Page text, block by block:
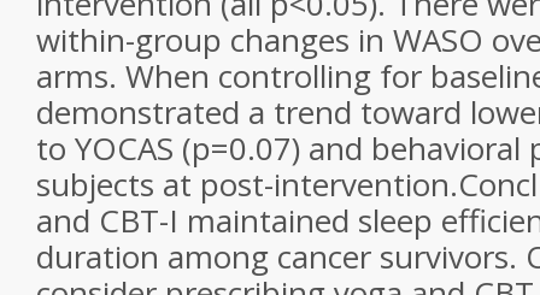
within-group changes in WASO
arms. When controlling for
demonstrated a trend toward
to YOCAS (p=0.07) and behavioral
subjects at post-intervention.
and CBT-I maintained sleep
duration among cancer survivors.